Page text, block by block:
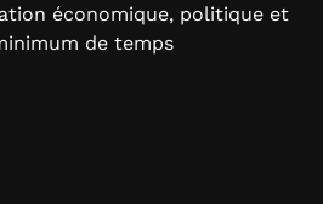
économique, politique et
de temps